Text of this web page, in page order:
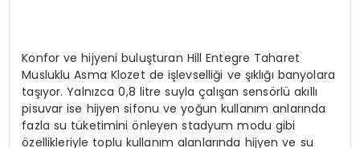
Konfor ve hijyeni buluşturan Hill Entegre Taharet
Musluklu Asma Klozet de işlevselliği ve şıklığı banyolara
taşıyor. Yalnızca 0,8 litre suyla çalışan sensörlü akıllı
pisuvar ise hijyen sifonu ve yoğun kullanım anlarında
fazla su tüketimini önleyen stadyum modu gibi
özellikleriyle toplu kullanım alanlarında hijyen ve su